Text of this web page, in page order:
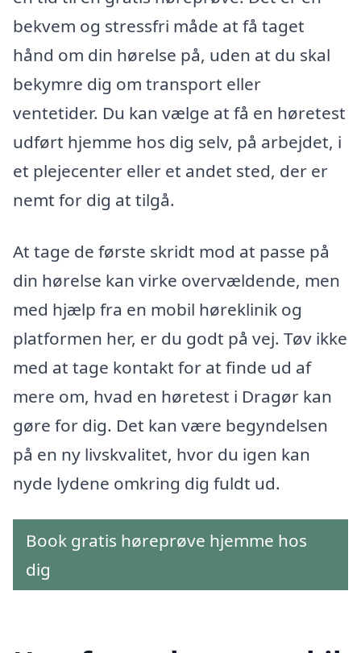
bekvem og stressfri måde at få taget
hånd om din hørelse på, uden at du skal
bekymre dig om transport eller
ventetider. Du kan vælge at få en høretest
udført hjemme hos dig selv, på arbejdet, i
et plejecenter eller et andet sted, der er
nemt for dig at tilgå.
At tage de første skridt mod at passe på
din hørelse kan virke overvældende, men
med hjælp fra en mobil høreklinik og
platformen her, er du godt på vej. Tøv ikke
med at tage kontakt for at finde ud af
mere om, hvad en høretest i Dragør kan
gøre for dig. Det kan være begyndelsen
på en ny livskvalitet, hvor du igen kan
nyde lydene omkring dig fuldt ud.
Book gratis høreprøve hjemme hos
dig